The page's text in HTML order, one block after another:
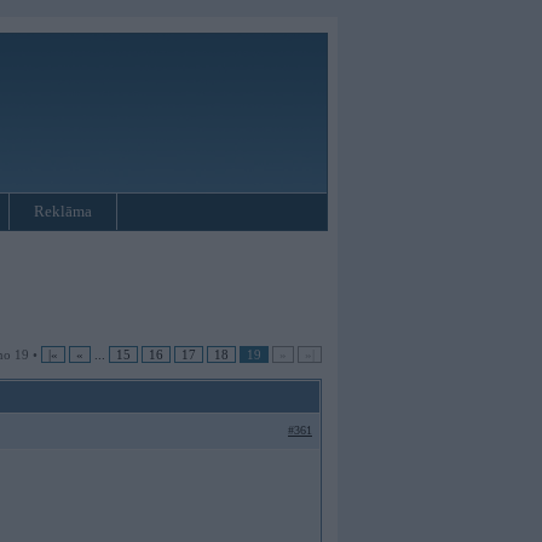
Reklāma
19 • |« « 15 16 17 18 19
#361